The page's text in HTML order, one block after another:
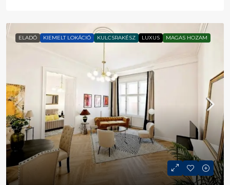
ELADÓ KIEMELT LOKÁCIÓ KULCSRAKÉSZ LUXUS MAGAS HOZAM